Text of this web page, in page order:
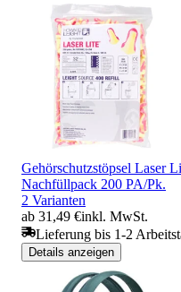
Gehörschutzstöpsel Laser
Nachfüllpack 200 PA/Pk.
2 Varianten
ab 31,49 €inkl. MwSt.
Lieferung bis 1-2
Details anzeigen